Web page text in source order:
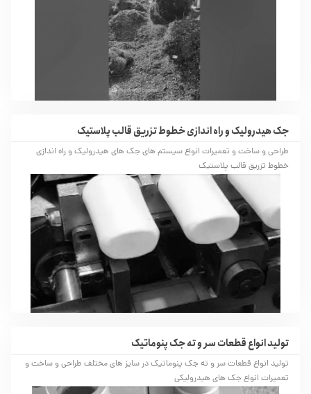
جک هیدرولیک و راه اندازی خطوط تزریق قالب پلاستیک
طراحی و ساخت و تعمیرات انواع سیستم های جک های هیدرولیک و راه اندازی
خطوط تزریق قالب پلاستیک
تولید انواع قطعات سر و ته جک پنوماتیک
تولید انواع قطعات سر و ته جک پنوماتیک در سایز های مختلف طراحی و ساخت و
تعمیرات انواع جک های هیدرولیکی